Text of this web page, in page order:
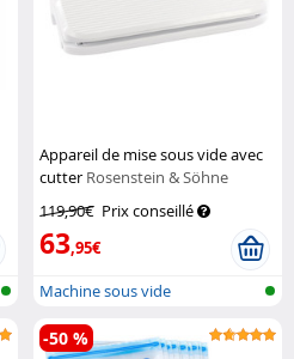
Appareil de mise sous vide avec
cutter Rosenstein & Söhne
119,90€ Prix conseillé
63,95€
Machine sous vide
-50 %